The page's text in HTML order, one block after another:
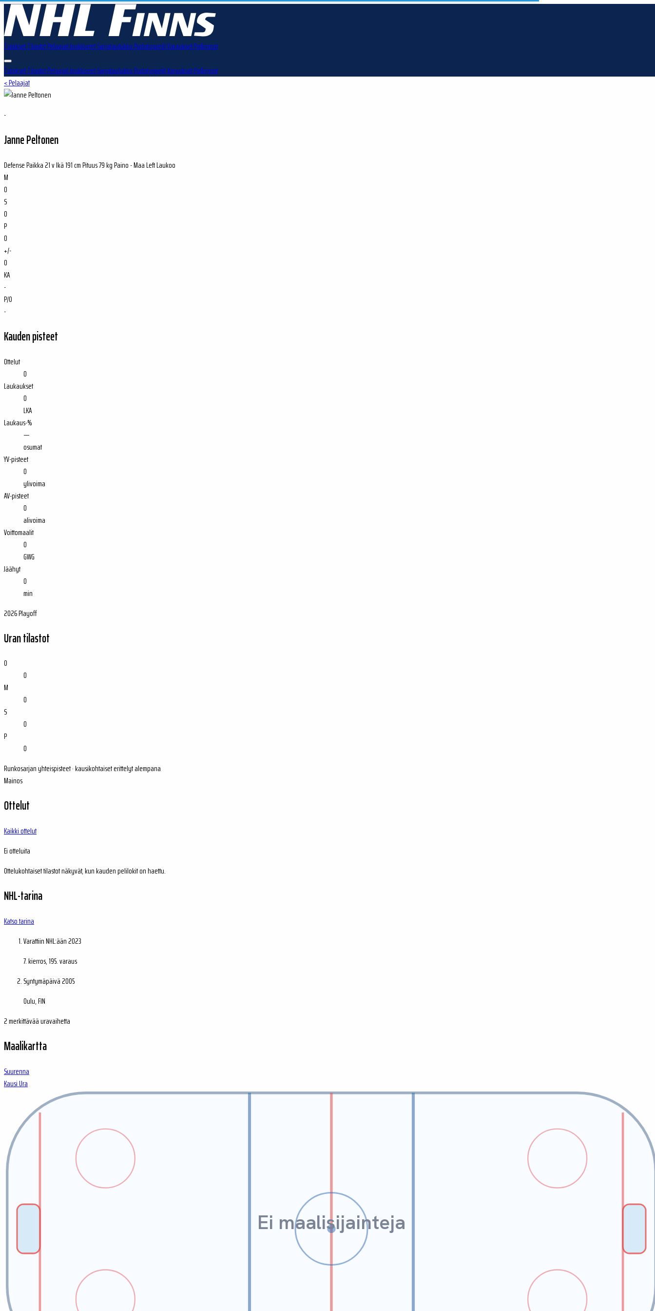
TuloksetTilastotPelaajatJoukkueetSarjataulukkoPudotuspelitVarauksetPalkinnot
TuloksetTilastotPelaajatJoukkueetSarjataulukkoPudotuspelitVarauksetPalkinnot
< Pelaajat
-
Janne Peltonen
DefensePaikka21 vIkä191 cmPituus79 kgPaino-MaaLeftLaukoo
M
0
S
0
P
0
+/-
0
KA
-
P/O
-
Kauden pisteet
Ottelut
0
Laukaukset
0
LKA
Laukaus-%
—
osumat
YV-pisteet
0
ylivoima
AV-pisteet
0
alivoima
Voittomaalit
0
GWG
Jäähyt
0
min
2026 Playoff
Uran tilastot
O
0
M
0
S
0
P
0
Runkosarjan yhteispisteet · kausikohtaiset erittelyt alempana
Mainos
Ottelut
Kaikki ottelut
Ei otteluita
Ottelukohtaiset tilastot näkyvät, kun kauden pelilokit on haettu.
NHL-tarina
Katso tarina
Varattiin NHL:ään2023
7. kierros, 195. varaus
Syntymäpäivä2005
Oulu, FIN
2 merkittävää uravaihetta
Maalikartta
Suurenna
KausiUra
Ei maalisijainteja